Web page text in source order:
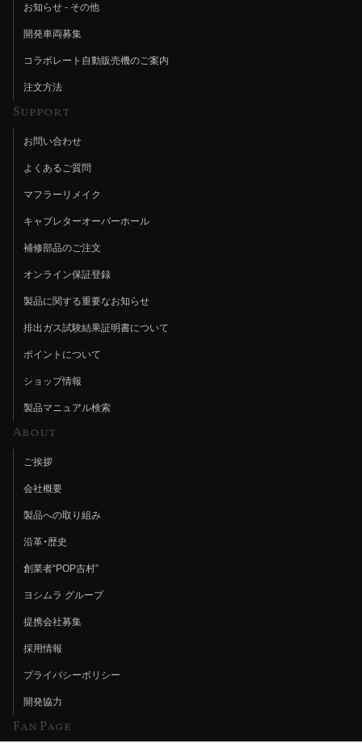
お知らせ - その他
開発車両募集
コラボレート自動販売機のご案内
注文方法
Support
お問い合わせ
よくあるご質問
マフラーリメイク
キャブレターオーバーホール
補修部品のご注文
オンライン保証登録
製品に関する重要なお知らせ
排出ガス試験結果証明書について
ポイントについて
ショップ情報
製品マニュアル検索
About
ご挨拶
会社概要
製品への取り組み
沿革・歴史
創業者“POP吉村”
ヨシムラ グループ
提携会社募集
採用情報
プライバシーポリシー
開発協力
Fan Page